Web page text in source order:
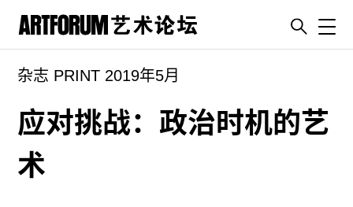
artguide
新闻
展评
杂志
杂志 PRINT 2019年5月
应对挑战：政治时机的艺
术